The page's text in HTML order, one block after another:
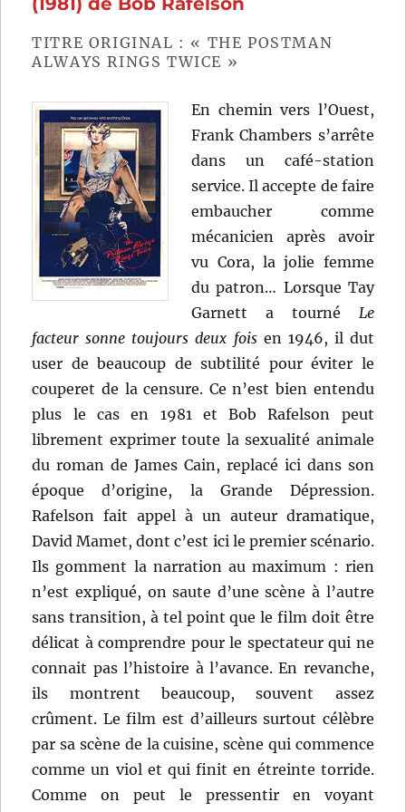
Fosse
TITRE ORIGINAL : « THE POSTMAN
ALWAYS RINGS TWICE »
En chemin vers l’Ouest,
Frank Chambers s’arrête
dans un café-station
service. Il accepte de faire
embaucher comme
mécanicien après avoir
vu Cora, la jolie femme
du patron… Lorsque Tay
Garnett a tourné Le
facteur sonne toujours deux foisen 1946, il dut
user de beaucoup de subtilité pour éviter le
couperet de la censure. Ce n’est bien entendu
plus le cas en 1981 et Bob Rafelson peut
librement exprimer toute la sexualité animale
du roman de James Cain, replacé ici dans son
époque d’origine, la Grande Dépression.
Rafelson fait appel à un auteur dramatique,
David Mamet, dont c’est ici le premier scénario.
Ils gomment la narration au maximum : rien
n’est expliqué, on saute d’une scène à l’autre
sans transition, à tel point que le film doit être
délicat à comprendre pour le spectateur qui ne
connait pas l’histoire à l’avance. En revanche,
ils montrent beaucoup, souvent assez
crûment. Le film est d’ailleurs surtout célèbre
par sa scène de la cuisine, scène qui commence
comme un viol et qui finit en étreinte torride.
Comme on peut le pressentir en voyant